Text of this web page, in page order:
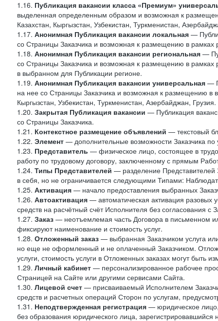
1.16. Публикация вакансии класса «Премиум»
выделенная определенным образом и возможная к
Казахстан, Кыргызстан, Узбекистан, Туркменистан,
1.17. Анонимная Публикация вакансии локальная —
со Страницы Заказчика и возможная к размещению в рамках
1.18. Анонимная Публикация вакансии региональная —
со Страницы Заказчика и возможная к размещению в рамках
в выбранном для Публикации регионе.
1.19. Анонимная Публикация вакансии универсальная —
на нее со Страницы Заказчика и возможная к размещению в
Кыргызстан, Узбекистан, Туркменистан, Азербайджан, Грузия.
1.20. Закрытая Публикация вакансии — Публикация
со Страницы Заказчика.
1.21. Контекстное размещение объявлений — текстовый
1.22. Элемент — дополнительные возможности Заказчика
1.23. Представитель — физическое лицо, состоящее в
работу по трудовому договору, заключенному с прямым
1.24. Типы Представителей — разделение Представителей
в себя, но не ограничивается следующими Типами:
1.25. Активация — начало предоставления выбранных
1.26. Автоактивация — автоматическая активация разовых
средств на расчётный счёт Исполнителя без согласования с
1.27. Заказ — неотъемлемая часть Договора в письменном
фиксируют наименование и стоимость услуг.
1.28. Отложенный заказ — выбранная Заказчиком услуга
но еще не оформленный и не оплаченный Заказчиком.
услуги, стоимость услуги в Отложенных заказах могут
1.29. Личный кабинет — персонализированное рабочее
Страницей на Сайте или другими сервисами Сайта.
1.30. Лицевой счет — присваиваемый Исполнителем
средств и расчетных операций Сторон по услугам,
1.31. Неподтвержденная регистрация — юридическое
без образования юридического лица,